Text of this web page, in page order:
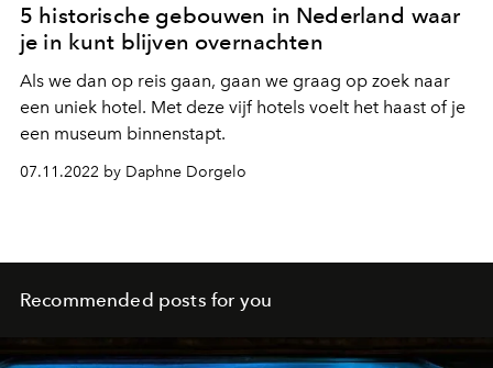
5 historische gebouwen in Nederland waar
je in kunt blijven overnachten
Als we dan op reis gaan, gaan we graag op zoek naar
een uniek hotel. Met deze vijf hotels voelt het haast of je
een museum binnenstapt.
07.11.2022 by Daphne Dorgelo
Recommended posts for you